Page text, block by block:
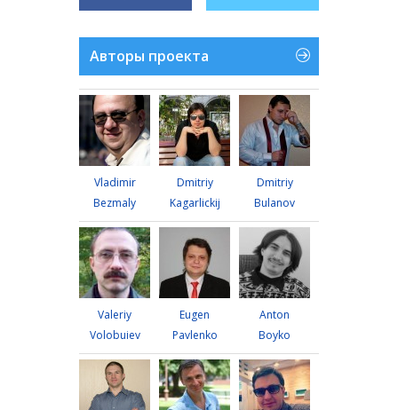
Авторы проекта
Vladimir
Bezmaly
Dmitriy
Kagarlickij
Dmitriy
Bulanov
Valeriy
Volobuiev
Eugen
Pavlenko
Anton
Boyko